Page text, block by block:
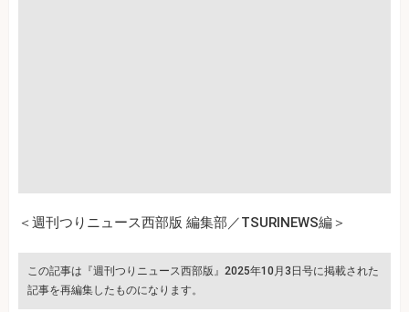
＜週刊つりニュース西部版 編集部／TSURINEWS編＞
この記事は『週刊つりニュース西部版』2025年10月3日号に掲載された
記事を再編集したものになります。